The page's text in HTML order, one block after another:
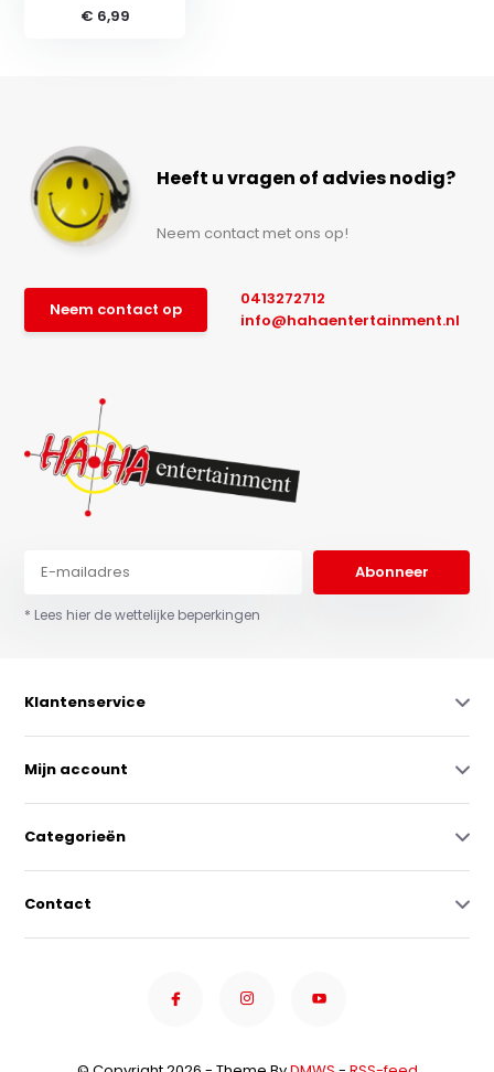
€ 6,99
Heeft u vragen of advies nodig?
Neem contact met ons op!
Neem contact op
0413272712
info@hahaentertainment.nl
Abonneer
* Lees hier de wettelijke beperkingen
Klantenservice
Mijn account
Categorieën
Contact